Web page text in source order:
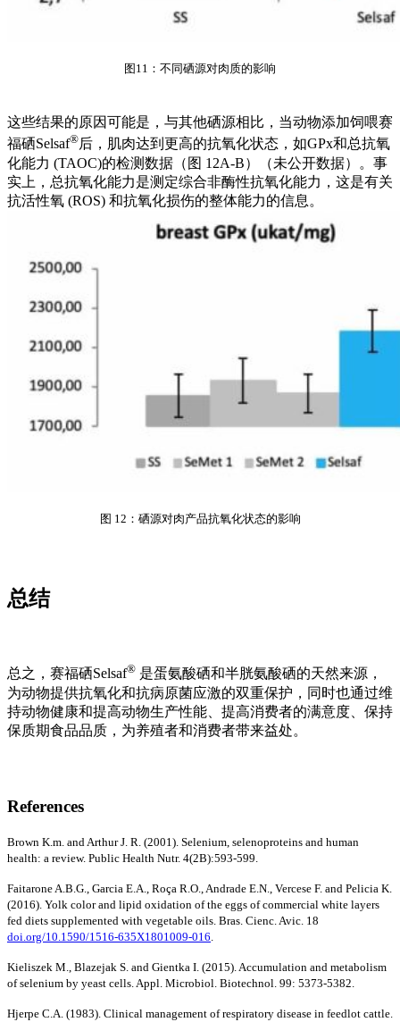
图11：不同硒源对肉质的影响
这些结果的原因可能是，与其他硒源相比，当动物添加饲喂赛
福硒Selsaf®后，肌肉达到更高的抗氧化状态，如GPx和总抗氧
化能力 (TAOC)的检测数据（图 12A-B）（未公开数据）。事
实上，总抗氧化能力是测定综合非酶性抗氧化能力，这是有关
抗活性氧 (ROS) 和抗氧化损伤的整体能力的信息。
图 12：硒源对肉产品抗氧化状态的影响
总结
总之，赛福硒Selsaf® 是蛋氨酸硒和半胱氨酸硒的天然来源，
为动物提供抗氧化和抗病原菌应激的双重保护，同时也通过维
持动物健康和提高动物生产性能、提高消费者的满意度、保持
保质期食品品质，为养殖者和消费者带来益处。
References
Brown K.m. and Arthur J. R. (2001). Selenium, selenoproteins and human
health: a review. Public Health Nutr. 4(2B):593-599.
Faitarone A.B.G., Garcia E.A., Roça R.O., Andrade E.N., Vercese F. and Pelicia K.
(2016). Yolk color and lipid oxidation of the eggs of commercial white layers
fed diets supplemented with vegetable oils. Bras. Cienc. Avic. 18
doi.org/10.1590/1516-635X1801009-016.
Kieliszek M., Blazejak S. and Gientka I. (2015). Accumulation and metabolism
of selenium by yeast cells. Appl. Microbiol. Biotechnol. 99: 5373-5382.
Hjerpe C.A. (1983). Clinical management of respiratory disease in feedlot cattle.